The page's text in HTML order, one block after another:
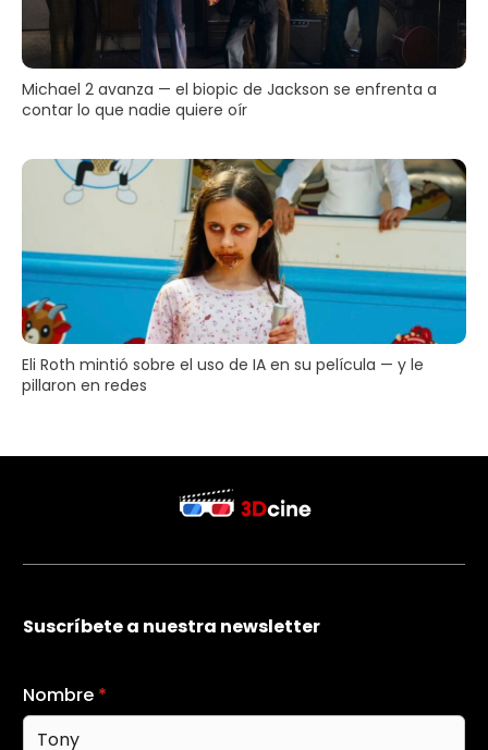
Michael 2 avanza — el biopic de Jackson se enfrenta a
contar lo que nadie quiere oír
Eli Roth mintió sobre el uso de IA en su película — y le
pillaron en redes
Suscríbete a nuestra newsletter
Nombre *